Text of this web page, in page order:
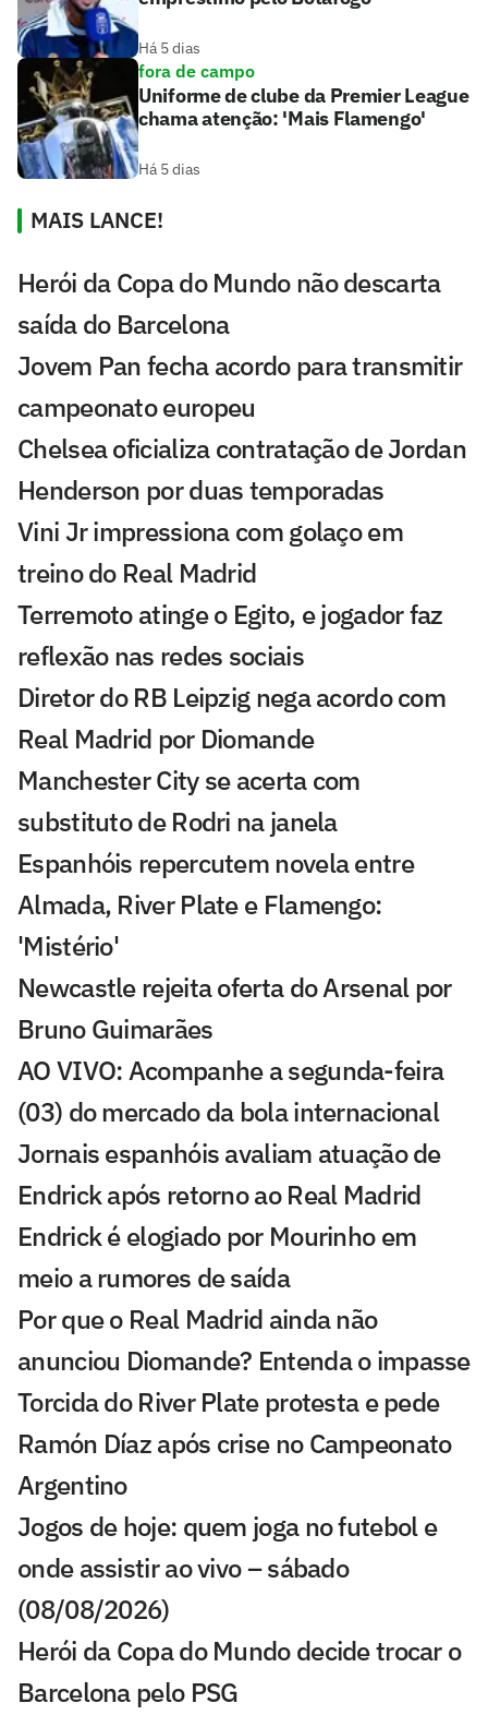
Há 5 dias
fora de campo
Uniforme de clube da Premier League
chama atenção: 'Mais Flamengo'
Há 5 dias
MAIS LANCE!
Herói da Copa do Mundo não descarta
saída do Barcelona
Jovem Pan fecha acordo para transmitir
campeonato europeu
Chelsea oficializa contratação de Jordan
Henderson por duas temporadas
Vini Jr impressiona com golaço em
treino do Real Madrid
Terremoto atinge o Egito, e jogador faz
reflexão nas redes sociais
Diretor do RB Leipzig nega acordo com
Real Madrid por Diomande
Manchester City se acerta com
substituto de Rodri na janela
Espanhóis repercutem novela entre
Almada, River Plate e Flamengo:
'Mistério'
Newcastle rejeita oferta do Arsenal por
Bruno Guimarães
AO VIVO: Acompanhe a segunda-feira
(03) do mercado da bola internacional
Jornais espanhóis avaliam atuação de
Endrick após retorno ao Real Madrid
Endrick é elogiado por Mourinho em
meio a rumores de saída
Por que o Real Madrid ainda não
anunciou Diomande? Entenda o impasse
Torcida do River Plate protesta e pede
Ramón Díaz após crise no Campeonato
Argentino
Jogos de hoje: quem joga no futebol e
onde assistir ao vivo – sábado
(08/08/2026)
Herói da Copa do Mundo decide trocar o
Barcelona pelo PSG